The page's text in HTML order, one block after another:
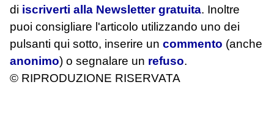
di iscriverti alla Newsletter gratuita. Inoltre
puoi consigliare l'articolo utilizzando uno dei
pulsanti qui sotto, inserire un commento (anche
anonimo) o segnalare un refuso.
© RIPRODUZIONE RISERVATA